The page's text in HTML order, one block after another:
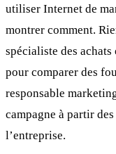
utiliser Internet de
montrer comment.
spécialiste des
pour comparer des
responsable
campagne à partir
l’entreprise.